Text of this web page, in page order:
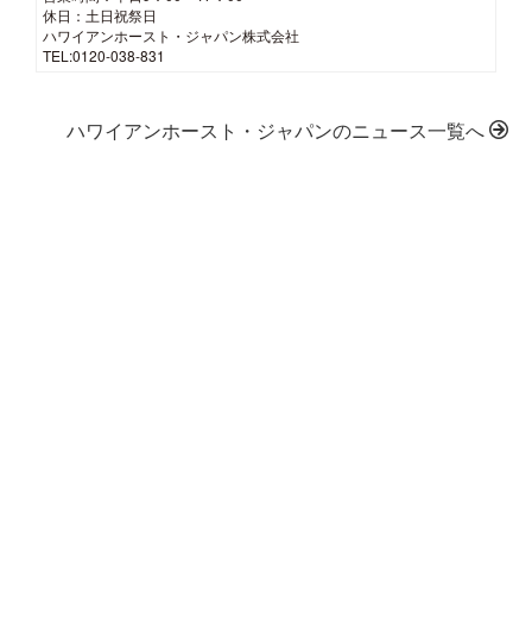
休日：土日祝祭日
ハワイアンホースト・ジャパン株式会社
TEL:0120-038-831
ハワイアンホースト・ジャパンのニュース一覧へ